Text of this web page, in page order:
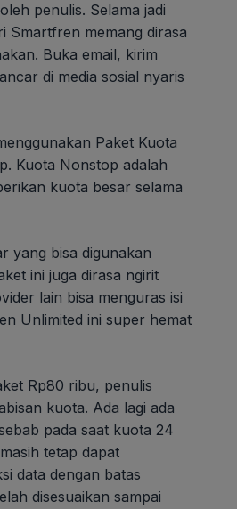
penulis. Selama jadi
Smartfren memang dirasa
Buka email, kirim
di media sosial nyaris
Paket Kuota
Kuota Nonstop adalah
kuota besar selama
yang bisa digunakan
ini juga dirasa ngirit
lain bisa menguras isi
Unlimited ini super hemat
Rp80 ribu, penulis
kuota. Ada lagi ada
pada saat kuota 24
tetap dapat
data dengan batas
disesuaikan sampai